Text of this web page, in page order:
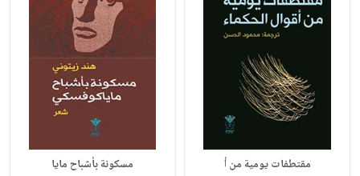
مقتطفات يومية من أ مسكونة بأشباح مايا